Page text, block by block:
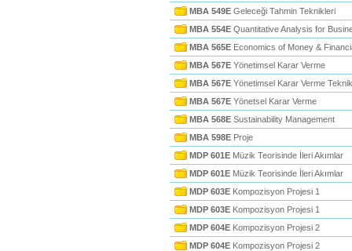
MBA 549E Geleceği Tahmin Teknikleri
MBA 554E Quantitative Analysis for
MBA 565E Economics of Money &
MBA 567E Yönetimsel Karar Verme
MBA 567E Yönetimsel Karar Verme
MBA 567E Yönetsel Karar Verme
MBA 568E Sustainability Management
MBA 598E Proje
MDP 601E Müzik Teorisinde İleri Akımlar
MDP 601E Müzik Teorisinde İleri Akımlar
MDP 603E Kompozisyon Projesi 1
MDP 603E Kompozisyon Projesi 1
MDP 604E Kompozisyon Projesi 2
MDP 604E Kompozisyon Projesi 2